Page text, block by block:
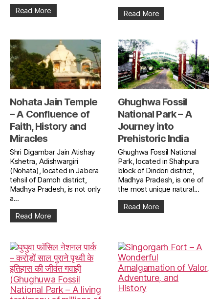
Read More
Read More
Nohata Jain Temple
– A Confluence of
Faith, History and
Miracles
Shri Digambar Jain Atishay
Kshetra, Adishwargiri
(Nohata), located in Jabera
tehsil of Damoh district,
Madhya Pradesh, is not only
a...
Read More
Ghughwa Fossil
National Park – A
Journey into
Prehistoric India
Ghughwa Fossil National
Park, located in Shahpura
block of Dindori district,
Madhya Pradesh, is one of
the most unique natural...
Read More